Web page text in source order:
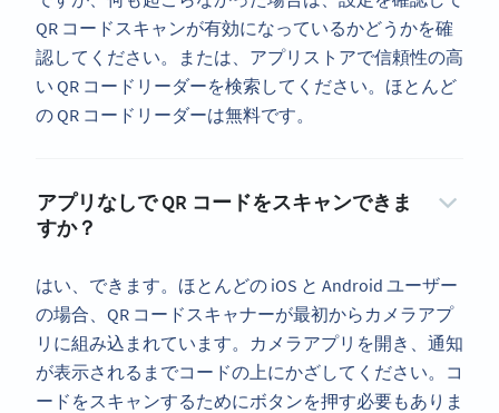
QR コードスキャンが有効になっているかどうかを確
認してください。または、アプリストアで信頼性の高
い QR コードリーダーを検索してください。ほとんど
の QR コードリーダーは無料です。
アプリなしで QR コードをスキャンできま
すか？
はい、できます。ほとんどの iOS と Android ユーザー
の場合、QR コードスキャナーが最初からカメラアプ
リに組み込まれています。カメラアプリを開き、通知
が表示されるまでコードの上にかざしてください。コ
ードをスキャンするためにボタンを押す必要もありま